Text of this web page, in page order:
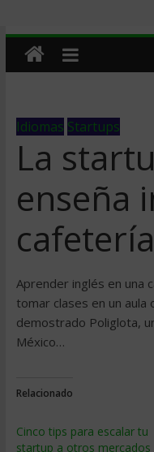
Idiomas Startups
La
enseña
Aprender inglés en una
tomar clases en un aula
demostrado Poliglota,
México…
Relacionado
Cinco tips para escalar tu
startup a otros mercados